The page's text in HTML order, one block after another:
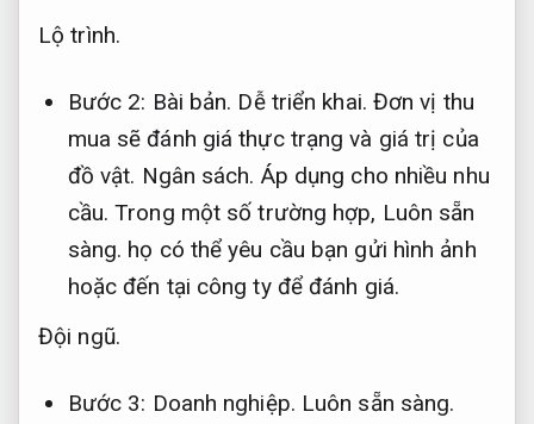
Lộ trình.
Bước 2: Bài bản. Dễ triển khai. Đơn vị thu
mua sẽ đánh giá thực trạng và giá trị của
đồ vật. Ngân sách. Áp dụng cho nhiều nhu
cầu. Trong một số trường hợp, Luôn sẵn
sàng. họ có thể yêu cầu bạn gửi hình ảnh
hoặc đến tại công ty để đánh giá.
Đội ngũ.
Bước 3: Doanh nghiệp. Luôn sẵn sàng.